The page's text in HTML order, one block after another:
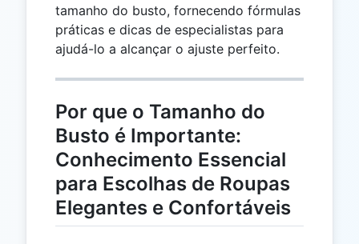
tamanho do busto, fornecendo fórmulas
práticas e dicas de especialistas para
ajudá-lo a alcançar o ajuste perfeito.
Por que o Tamanho do
Busto é Importante:
Conhecimento Essencial
para Escolhas de Roupas
Elegantes e Confortáveis